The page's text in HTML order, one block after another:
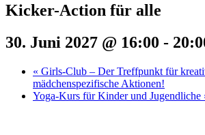
Kicker-Action für alle
30. Juni 2027 @ 16:00 -
« Girls-Club – Der Treffpunkt für
mädchenspezifische Aktionen!
Yoga-Kurs für Kinder und Jugendliche